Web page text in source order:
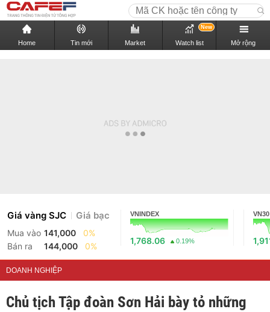
Home Tin mới Market Watch list
New
Mở rộng
Giá vàng SJC Giá bạc
Mua vào 141,000
0%
Bán ra
144,000 0%
VNINDEX
1,768.06 0.19%
VN30
DOANH NGHIỆP
Chủ tịch Tập đoàn Sơn Hải bày tỏ những